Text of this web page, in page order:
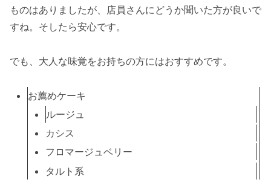
ものはありましたが、店員さんにどうか聞いた方が良いで
すね。そしたら安心です。
でも、大人な味覚をお持ちの方にはおすすめです。
お薦めケーキ
ルージュ
カシス
フロマージュベリー
タルト系